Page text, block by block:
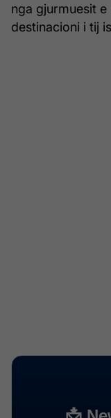
nga gjurmuesit
destinacioni i tij